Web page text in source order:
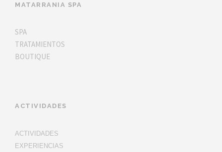
MATARRANIA SPA
SPA
TRATAMIENTOS
BOUTIQUE
ACTIVIDADES
ACTIVIDADES
EXPERIENCIAS